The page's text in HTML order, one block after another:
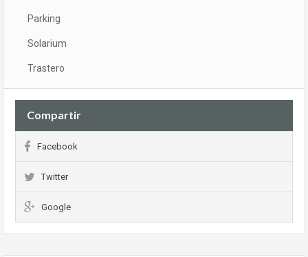
Parking
Solarium
Trastero
Compartir
Facebook
Twitter
Google